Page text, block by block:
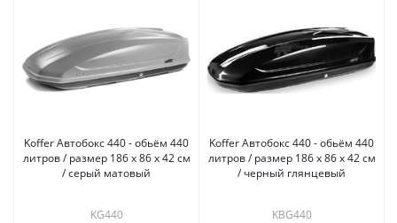
Koffer Автобокс 440 - обьём 440
литров / размер 186 х 86 х 42 см
/ серый матовый
KG440
Koffer Автобокс 440 - обьём 440
литров / размер 186 х 86 х 42 см
/ черный глянцевый
KBG440